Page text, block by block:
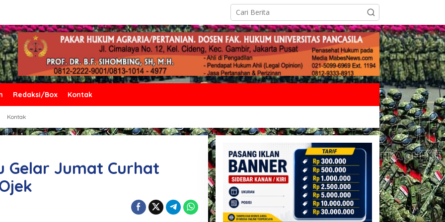
Redaksi/Box Kontak
Kontak
Gelar Jumat Curhat